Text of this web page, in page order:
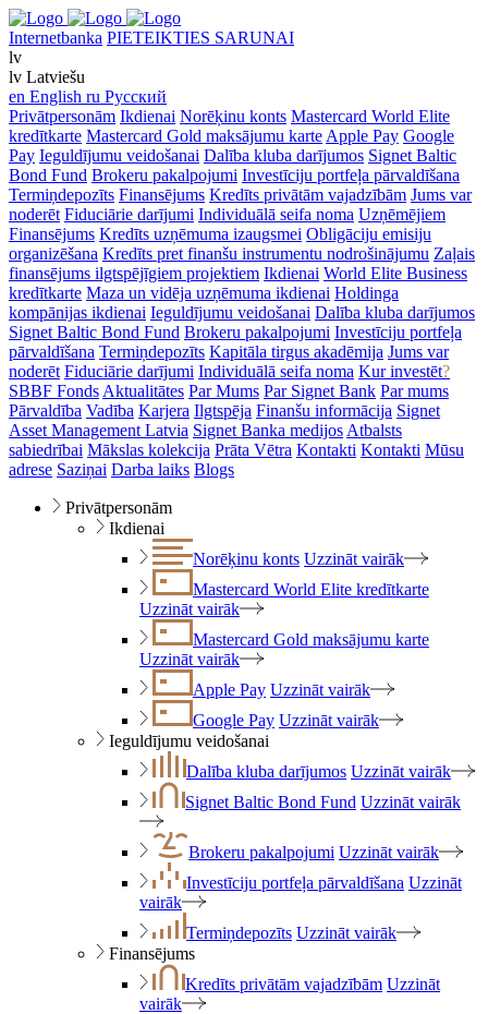
Internetbanka PIETEIKTIES SARUNAI
lv
lv Latviešu
en English ru Русский
Privātpersonām Ikdienai Norēķinu konts Mastercard World Elite
kredītkarte Mastercard Gold maksājumu karte Apple Pay Google
Pay Ieguldījumu veidošanai Dalība kluba darījumos Signet Baltic
Bond Fund Brokeru pakalpojumi Investīciju portfeļa pārvaldīšana
Termiņdepozīts Finansējums Kredīts privātām vajadzībām Jums var
noderēt Fiduciārie darījumi Individuālā seifa noma Uzņēmējiem
Finansējums Kredīts uzņēmuma izaugsmei Obligāciju emisiju
organizēšana Kredīts pret finanšu instrumentu nodrošinājumu Zaļais
finansējums ilgtspējīgiem projektiem Ikdienai World Elite Business
kredītkarte Maza un vidēja uzņēmuma ikdienai Holdinga
kompānijas ikdienai Ieguldījumu veidošanai Dalība kluba darījumos
Signet Baltic Bond Fund Brokeru pakalpojumi Investīciju portfeļa
pārvaldīšana Termiņdepozīts Kapitāla tirgus akadēmija Jums var
noderēt Fiduciārie darījumi Individuālā seifa noma Kur investēt?
SBBF Fonds Aktualitātes Par Mums Par Signet Bank Par mums
Pārvaldība Vadība Karjera Ilgtspēja Finanšu informācija Signet
Asset Management Latvia Signet Banka medijos Atbalsts
sabiedrībai Mākslas kolekcija Prāta Vētra Kontakti Kontakti Mūsu
adrese Saziņai Darba laiks Blogs
Privātpersonām
Ikdienai
Norēķinu konts Uzzināt vairāk
Mastercard World Elite kredītkarte
Uzzināt vairāk
Mastercard Gold maksājumu karte
Uzzināt vairāk
Apple Pay Uzzināt vairāk
Google Pay Uzzināt vairāk
Ieguldījumu veidošanai
Dalība kluba darījumos Uzzināt vairāk
Signet Baltic Bond Fund Uzzināt vairāk
Brokeru pakalpojumi Uzzināt vairāk
Investīciju portfeļa pārvaldīšana Uzzināt
vairāk
Termiņdepozīts Uzzināt vairāk
Finansējums
Kredīts privātām vajadzībām Uzzināt
vairāk